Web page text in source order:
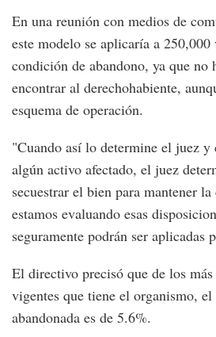
En una reunión con medios de
este modelo se aplicaría a
condición de abandono, ya que no
encontrar al derechohabiente,
esquema de operación.
"Cuando así lo determine el juez y
algún activo afectado, el juez
secuestrar el bien para mantener
estamos evaluando esas
seguramente podrán ser
El directivo precisó que de los
vigentes que tiene el organismo,
abandonada es de 5.6%.